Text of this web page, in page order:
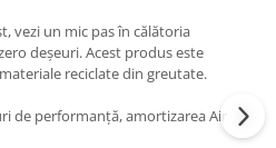
vezi un mic pas în călătoria
deşeuri. Acest produs este
reciclate din greutate.
de performanță, amortizarea Air